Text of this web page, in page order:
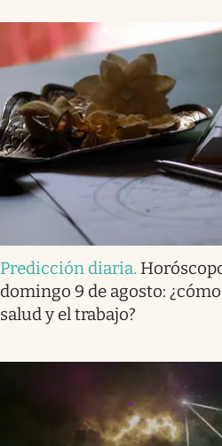
Predicción diaria.
domingo 9 de agosto:
salud y el trabajo?